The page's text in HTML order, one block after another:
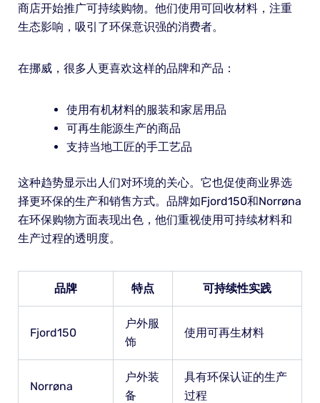
商店开始推广可持续购物。他们使用可回收材料，注重
生态影响，吸引了环保意识强的消费者。
在挪威，很多人更喜欢这样的品牌和产品：
使用有机材料的服装和家居用品
可再生能源生产的商品
支持当地工匠的手工艺品
这种趋势显示出人们对环境的关心。它也促使商业界选
择更环保的生产和销售方式。品牌如Fjord150和Norrøna
在环保购物方面表现出色，他们重视使用可持续材料和
生产过程的透明度。
品牌 特点 可持续性实践
Fjord150
户外服
饰
使用可再生材料
Norrøna
户外装
备
具有环保认证的生产
过程